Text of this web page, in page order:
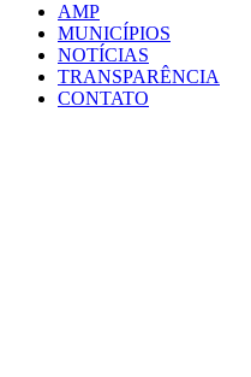
AMP
MUNICÍPIOS
NOTÍCIAS
TRANSPARÊNCIA
CONTATO